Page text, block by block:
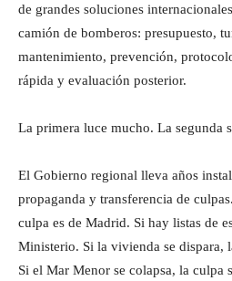
de grandes soluciones
camión de bomberos: presupuesto,
mantenimiento, prevención,
rápida y evaluación posterior.
La primera luce mucho. La segunda
El Gobierno regional lleva años
propaganda y transferencia de
culpa es de Madrid. Si hay listas de
Ministerio. Si la vivienda se dispara,
Si el Mar Menor se colapsa, la culpa